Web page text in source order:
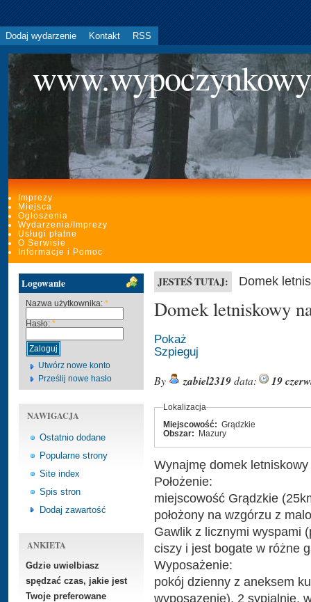
Dodaj wydarzenie Kontakt RSS
Imprezy
Miejsca
Ogłoszenia
Wydarzenia/Imprezy
Usługi płatne
O Serwisie
Informacje i Pomoc
Logowanie
Nazwa użytkownika: *
Hasło: *
Utwórz nowe konto
Prześlij nowe hasło
NAWIGACJA
Ostatnio dodane
Popularne strony
Site index
Spis stron
Dodaj zawartość
ANKIETA
Gdzie uwielbiasz
spędzać czas, jakie jest
Twoje preferowane
JESTEŚ TUTAJ: Domek
Domek letniskowy
Pokaż
Szpieguj
By zabiel2319data: 19
Lokalizacja
Miejscowość: Grądzkie
Obszar:
Mazury
Wynajmę domek
Położenie:
miejscowość Grądzkie
położony na wzgórzu z
Gawlik z licznymi wyspami
ciszy i jest bogate w różne
Wyposażenie:
pokój dzienny z aneksem
wyposazenie), 2 sypialnie,